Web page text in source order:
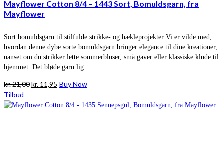
Mayflower Cotton 8/4 – 1443 Sort, Bomuldsgarn, fra
Mayflower
Sort bomuldsgarn til stilfulde strikke- og hækleprojekter Vi er vilde med,
hvordan denne dybe sorte bomuldsgarn bringer elegance til dine kreationer,
uanset om du strikker lette sommerbluser, små gaver eller klassiske klude til
hjemmet. Det bløde garn lig
kr.21,00Den
pris
kr. 11,95 Den
pris
Buy Now
Tilbud